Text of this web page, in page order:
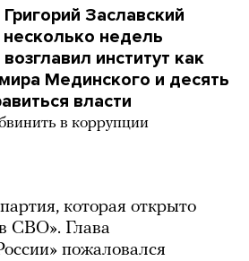
Заславский
недель
институт как
Мединского и десять
власти
в коррупции
которая открыто
СВО». Глава
пожаловался